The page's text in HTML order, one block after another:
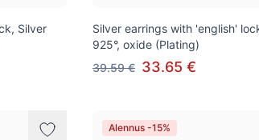
Silver
Silver earrings with 'english'
925°, oxide (Plating)
39.59 € 33.65 €
Alennus -15%